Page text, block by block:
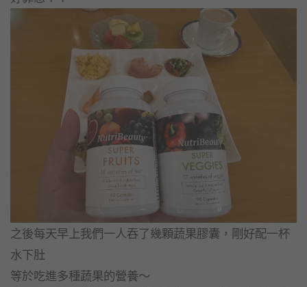
之後每天早上我們一人吞了幾顆蔬果膠囊，剛好配一杯
水下肚
等於吃進多種蔬果的營養～